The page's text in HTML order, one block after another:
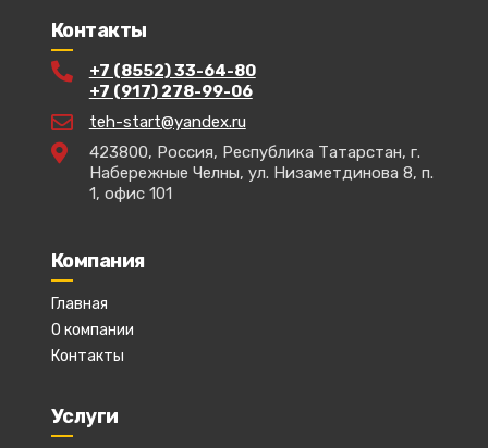
Контакты
+7 (8552) 33-64-80
+7 (917) 278-99-06
teh-start@yandex.ru
423800, Россия, Республика Татарстан, г.
Набережные Челны, ул. Низаметдинова 8, п.
1, офис 101
Компания
Главная
О компании
Контакты
Услуги